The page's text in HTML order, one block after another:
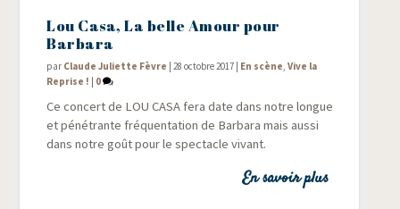
Lou Casa, La belle Amour pour
Barbara
par Claude Juliette Fèvre |28 octobre 2017 En scène,Vive la
Reprise !
0
Ce concert de LOU CASA fera date dans notre longue
et péné­trante fré­quen­ta­tion de Bar­ba­ra mais aus­si
dans notre goût pour le spec­tacle vivant.
En savoir plus